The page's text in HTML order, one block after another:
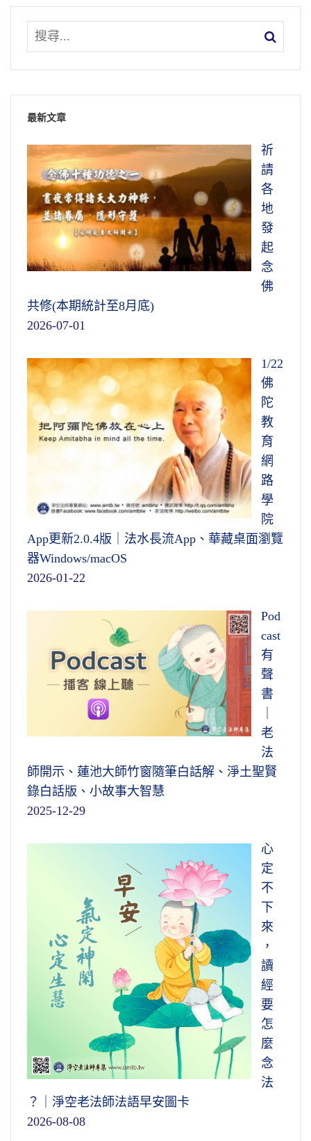
最新文章
祈
請
各
地
發
起
念
佛
共修(本期統計至8月底)
2026-07-01
1/22
佛
陀
教
育
網
路
學
院
App更新2.0.4版｜法水長流App、華藏桌面瀏覽
器Windows/macOS
2026-01-22
Pod
cast
有
聲
書
老
法
師開示、蓮池大師竹窗隨筆白話解、淨土聖賢
錄白話版、小故事大智慧
2025-12-29
心
定
不
下
來
，
讀
經
要
怎
麼
念
法
？｜淨空老法師法語早安圖卡
2026-08-08